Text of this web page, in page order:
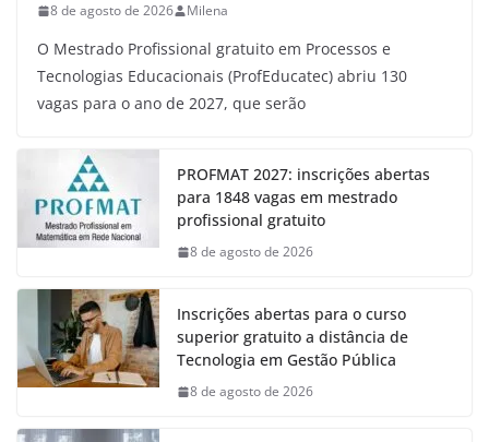
8 de agosto de 2026 Milena
O Mestrado Profissional gratuito em Processos e
Tecnologias Educacionais (ProfEducatec) abriu 130
vagas para o ano de 2027, que serão
PROFMAT 2027: inscrições abertas
para 1848 vagas em mestrado
profissional gratuito
8 de agosto de 2026
Inscrições abertas para o curso
superior gratuito a distância de
Tecnologia em Gestão Pública
8 de agosto de 2026